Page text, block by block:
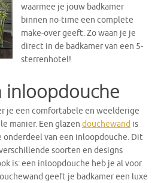
waarmee je jouw badkamer
binnen no-time een complete
make-over geeft. Zo waan je je
direct in de badkamer van een 5-
sterrenhotel!
inloopdouche
je een comfortabele en weelderige
manier. Een glazen douchewand is
van een inloopdouche. Dit
soorten en designs
is: een inloopdouche heb je al voor
geeft je badkamer een luxe